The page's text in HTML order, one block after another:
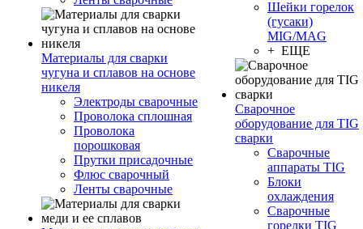
Материалы для сварки
чугуна и сплавов на основе
никеля
Электроды сварочные
Проволока сплошная
Проволока
порошковая
Прутки присадочные
Флюс сварочный
Ленты сварочные
Шейки горелок
(гусаки)
MIG/MAG
+ ЕЩЕ
Сварочное
оборудование для TIG
сварки
Сварочные
аппараты TIG
Блоки
охлаждения
Сварочные
горелки TIG